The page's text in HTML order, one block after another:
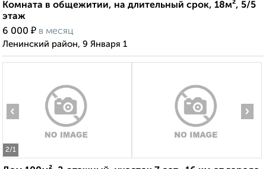
Комната в общежитии, на длительный срок, 18м², 5/5
этаж
6 000 ₽ в месяц
Ленинский район, 9 Января 1
2/1
‹ ›